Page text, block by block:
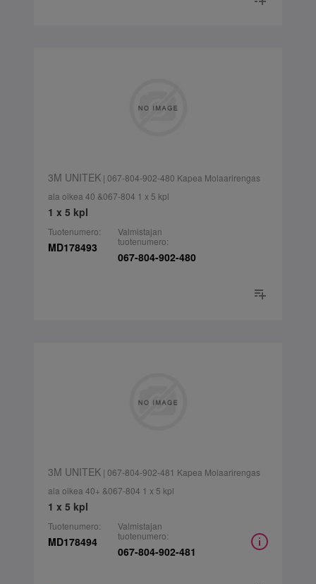
3M UNITEK| 067-804-902-480 Kapea Molaarirengas
ala oikea 40 &067-804 1 x 5 kpl
1 x 5 kpl
Tuotenumero:
MD178493
Valmistajan
tuotenumero:
067-804-902-480
3M UNITEK| 067-804-902-481 Kapea Molaarirengas
ala oikea 40+ &067-804 1 x 5 kpl
1 x 5 kpl
Tuotenumero:
MD178494
Valmistajan
tuotenumero:
067-804-902-481